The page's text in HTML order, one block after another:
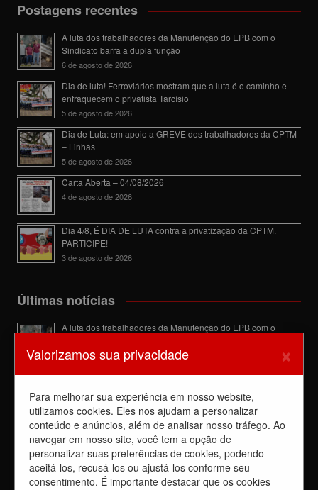
Postagens recentes
A luta dos trabalhadores da Manutenção do EPB com o
Sindicato barra a dupla função
6 de agosto de 2026
Dia de luta! Ferroviários mostram que a luta é o caminho e
enfraquecem o privatista Tarcísio
5 de agosto de 2026
Dia de Luta: em apoio a GREVE dos trabalhadores da CPTM
– Linhas
5 de agosto de 2026
Carta Aberta – 04/08/2026
4 de agosto de 2026
Dia 4/8, É DIA DE LUTA contra a privatização da CPTM.
PARTICIPE!
3 de agosto de 2026
Últimas notícias
A luta dos trabalhadores da Manutenção do EPB com o
6 de agosto de 2026
Dia de luta! Ferroviários mostram que a luta é o caminho e
5 de agosto de 2026
Dia 4/8, É DIA DE LUTA contra a privatização da CPTM.
PARTICIPE!
3 de agosto de 2026
Reunião com Manutenção do EPB, com a Inspeção de Via e
com a chefia da área
Valorizamos sua privacidade ×
Para melhorar sua experiência em nosso website,
utilizamos cookies. Eles nos ajudam a personalizar
conteúdo e anúncios, além de analisar nosso tráfego. Ao
navegar em nosso site, você tem a opção de
personalizar suas preferências de cookies, podendo
aceitá-los, recusá-los ou ajustá-los conforme seu
consentimento. É importante destacar que os cookies